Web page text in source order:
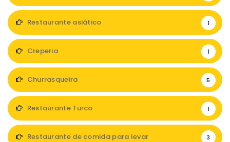
Restaurante asiático 1
Creperia 1
Churrasqueira 5
Restaurante Turco 1
Restaurante de comida para levar 3